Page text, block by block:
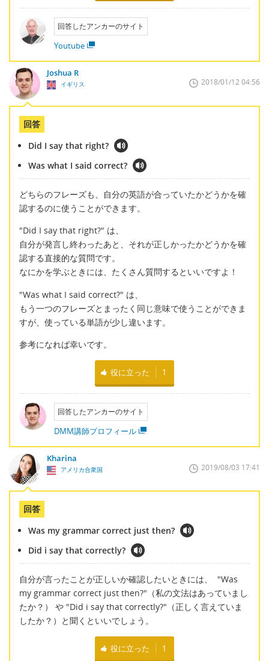
回答したアンカーのサイト
Youtube
Joshua R
イギリス 2018/01/12 04:56
回答
Did I say that right?
Was what I said correct?
どちらのフレーズも、自分の英語が合っていたかどうかを確
認するのに使うことができます。
"Did I say that right?" は、
自分が発言し終わったあと、それが正しかったかどうかを確
認する直接的な質問です。
なにかを学ぶときには、たくさん質問するといいですよ！
"Was what I said correct?" は、
もう一つのフレーズとまったく同じ意味で使うことができま
すが、使っている単語が少し違います。
参考になれば幸いです。
役に立った 1
回答したアンカーのサイト
DMM講師プロフィール
Kharina
アメリカ合衆国 2019/08/03 17:41
回答
Was my grammar correct just then?
Did i say that correctly?
自分が言ったことが正しいか確認したいときには、 "Was
my grammar correct just then?"（私の文法はあっていまし
たか？） や "Did i say that correctly?"（正しく言えていま
したか？）と聞くといいでしょう。
役に立った 1